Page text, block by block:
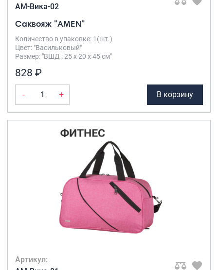
AM-Вика-02
Саквояж "AMEN"
Количество в упаковке: 1(шт.)
Цвет: "Васильковый"
Размер: "ВШД : 25 х 20 х 45 см"
828 ₽
- + В корзину
Артикул: